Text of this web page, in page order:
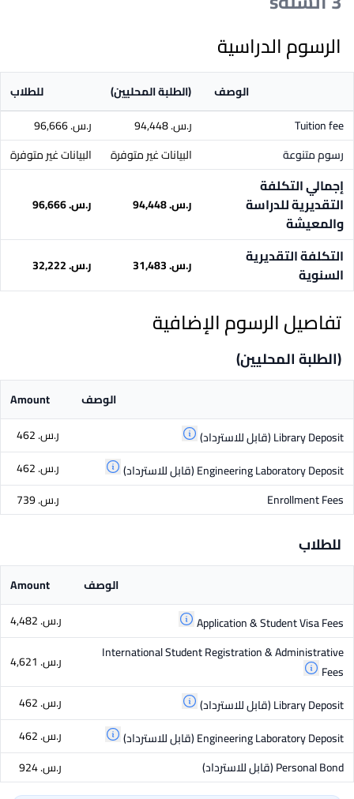
الرسوم الدراسية
الوصف (الطلبة المحليين)
للطلاب
Tuition fee
ر.س.‏ 94,448
ر.س.‏ 96,666
رسوم متنوعة
البيانات غير متوفرة البيانات غير متوفرة
إجمالي التكلفة
التقديرية للدراسة
والمعيشة
ر.س.‏ 94,448 ر.س.‏ 96,666
التكلفة التقديرية
السنوية
ر.س.‏ 31,483 ر.س.‏ 32,222
تفاصيل الرسوم الإضافية
(الطلبة المحليين)
الوصف
Amount
Library Deposit(قابل للاسترداد)
ر.س.‏ 462
Engineering Laboratory Deposit(قابل للاسترداد)
ر.س.‏ 462
Enrollment Fees
ر.س.‏ 739
للطلاب
الوصف
Amount
Application & Student Visa Fees
ر.س.‏ 4,482
International Student Registration & Administrative
Fees
ر.س.‏ 4,621
Library Deposit(قابل للاسترداد)
ر.س.‏ 462
Engineering Laboratory Deposit(قابل للاسترداد)
ر.س.‏ 462
Personal Bond(قابل للاسترداد) ر.س.‏ 924